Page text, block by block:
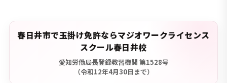
春日井市で玉掛け免許ならマジオワークライセンス
スクール春日井校
愛知労働局長登録教習機関 第1528号
（令和12年4月30日まで）